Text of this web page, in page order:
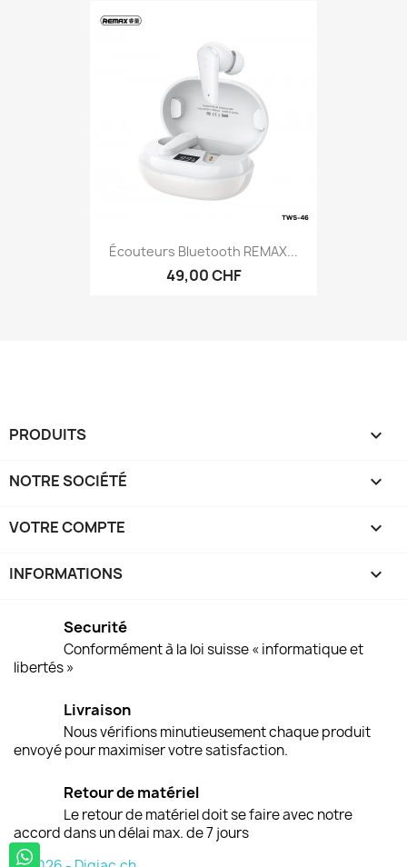
Écouteurs Bluetooth REMAX...
49,00 CHF
PRODUITS 
NOTRE SOCIÉTÉ 
VOTRE COMPTE 
INFORMATIONS keyboard_arrow_down
Securité
Conformément à la loi suisse « informatique et
libertés »
Livraison
Nous vérifions minutieusement chaque produit
envoyé pour maximiser votre satisfaction.
Retour de matériel
Le retour de matériel doit se faire avec notre
accord dans un délai max. de 7 jours